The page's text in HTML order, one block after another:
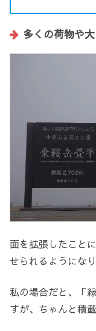
多くの荷物や
面を拡張したこと
せられるようになり
私の場合だと、「
すが、ちゃんと積